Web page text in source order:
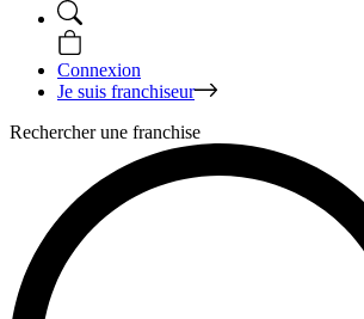
Connexion
Je suis franchiseur
Rechercher une franchise